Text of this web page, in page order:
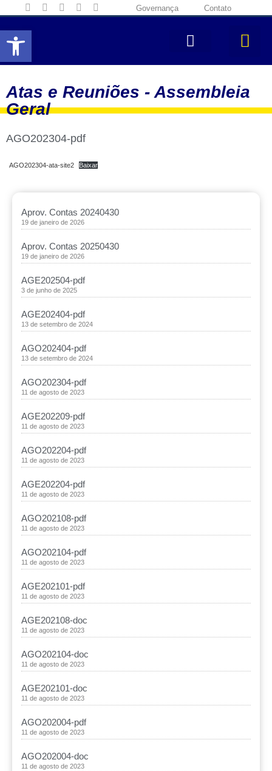
Abrir a barra de ferramentas
Governança Contato
Atas e Reuniões - Assembleia
Geral
AGO202304-pdf
AGO202304-ata-site2 Baixar
Aprov. Contas 20240430
19 de janeiro de 2026
Aprov. Contas 20250430
19 de janeiro de 2026
AGE202504-pdf
3 de junho de 2025
AGE202404-pdf
13 de setembro de 2024
AGO202404-pdf
13 de setembro de 2024
AGO202304-pdf
11 de agosto de 2023
AGE202209-pdf
11 de agosto de 2023
AGO202204-pdf
11 de agosto de 2023
AGE202204-pdf
11 de agosto de 2023
AGO202108-pdf
11 de agosto de 2023
AGO202104-pdf
11 de agosto de 2023
AGE202101-pdf
11 de agosto de 2023
AGE202108-doc
11 de agosto de 2023
AGO202104-doc
11 de agosto de 2023
AGE202101-doc
11 de agosto de 2023
AGO202004-pdf
11 de agosto de 2023
AGO202004-doc
11 de agosto de 2023